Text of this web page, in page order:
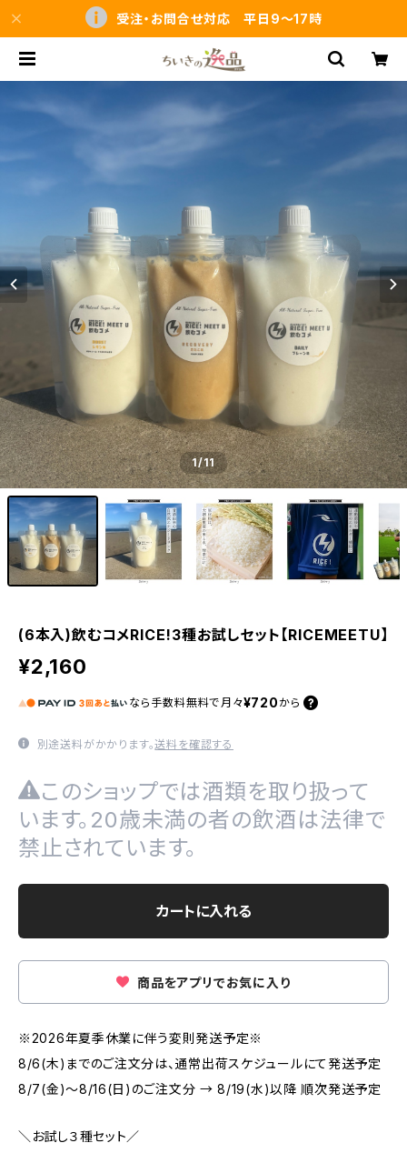
受注・お問合せ対応 平日9～17時
1/11
(6本入)飲むコメRICE!3種お試しセット【RICEMEETU】
¥2,160
なら 手数料無料で 月々¥720 から
別途送料がかかります。送料を確認する
このショップでは酒類を取り扱って
います。20歳未満の者の飲酒は法律で
禁止されています。
カートに入れる
商品をアプリでお気に入り
※2026年夏季休業に伴う変則発送予定※
8/6(木)までのご注文分は、通常出荷スケジュールにて発送予定
8/7(金)～8/16(日)のご注文分 → 8/19(水)以降 順次発送予定
＼お試し３種セット／